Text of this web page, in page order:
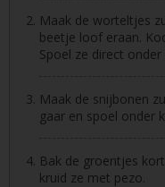
Maak de worteltjes
beetje loof eraan.
Spoel ze direct
Maak de snijbonen
gaar en spoel onder
Bak de groentjes
kruid ze met pezo.